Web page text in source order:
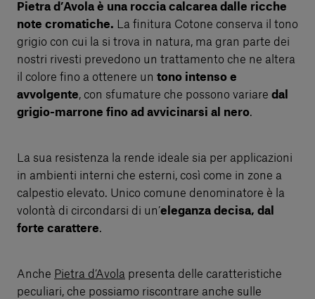
Pietra d’Avola è una roccia calcarea dalle ricche
note cromatiche. La finitura Cotone conserva il tono
grigio con cui la si trova in natura, ma gran parte dei
nostri rivesti prevedono un trattamento che ne altera
il colore fino a ottenere un tono intenso e
avvolgente, con sfumature che possono variare dal
grigio-marrone fino ad avvicinarsi al nero.
La sua resistenza la rende ideale sia per applicazioni
in ambienti interni che esterni, così come in zone a
calpestio elevato. Unico comune denominatore è la
volontà di circondarsi di un’eleganza decisa, dal
forte carattere.
Anche Pietra d’Avola presenta delle caratteristiche
peculiari, che possiamo riscontrare anche sulle